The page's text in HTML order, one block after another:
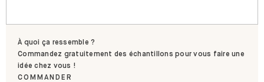
À quoi ça ressemble ?
Commandez gratuitement des échantillons pour vous faire une
idée chez vous !
COMMANDER